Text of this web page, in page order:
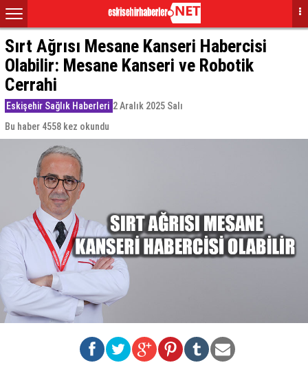
Sırt Ağrısı Mesane Kanseri Habercisi
Olabilir: Mesane Kanseri ve Robotik
Cerrahi
Eskişehir Sağlık Haberleri 2 Aralık 2025 Salı
Bu haber 4558 kez okundu